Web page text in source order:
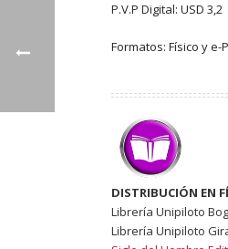
P.V.P Digital: USD 3,2
Formatos: Físico y e-
DISTRIBUCIÓN EN
Librería Unipiloto
Librería Unipiloto